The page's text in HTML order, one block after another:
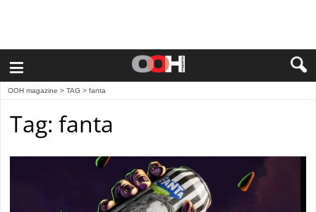
≡
OOH magazine > TAG > fanta
Tag: fanta